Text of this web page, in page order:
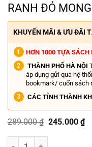
RANH ĐỎ
KHUYẾN MÃI & ƯU ĐÃI
HƠN 1000 TỰA SÁCH
THÀNH PHỐ HÀ NỘI
áp dụng gửi qua hệ
bookmark/ cuốn sách
CÁC TỈNH THÀNH
289.000₫ Giá
là:
245.000 ₫Giá
(Bìa cứng) TỰ TRUYỆN